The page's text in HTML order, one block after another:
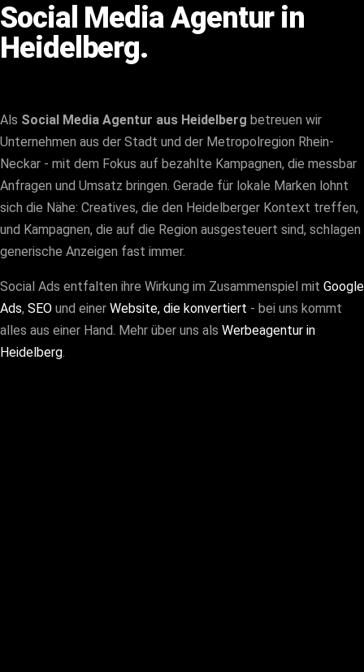
Social Media Agentur in
Heidelberg.
Als Social Media Agentur aus Heidelberg betreuen wir
Unternehmen aus der Stadt und der Metropolregion Rhein-
Neckar - mit dem Fokus auf bezahlte Kampagnen, die messbar
Anfragen und Umsatz bringen. Gerade für lokale Marken lohnt
sich die Nähe: Creatives, die den Heidelberger Kontext treffen,
und Kampagnen, die auf die Region ausgesteuert sind, schlagen
generische Anzeigen fast immer.
Social Ads entfalten ihre Wirkung im Zusammenspiel mit Google
Ads, SEO und einer Website, die konvertiert - bei uns kommt
alles aus einer Hand. Mehr über uns als Werbeagentur in
Heidelberg.